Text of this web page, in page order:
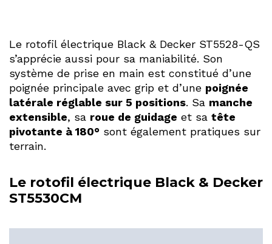
Le rotofil électrique Black & Decker ST5528-QS
s’apprécie aussi pour sa maniabilité. Son
système de prise en main est constitué d’une
poignée principale avec grip et d’une poignée
latérale réglable sur 5 positions. Sa manche
extensible, sa roue de guidage et sa tête
pivotante à 180° sont également pratiques sur
terrain.
Le rotofil électrique Black & Decker
ST5530CM